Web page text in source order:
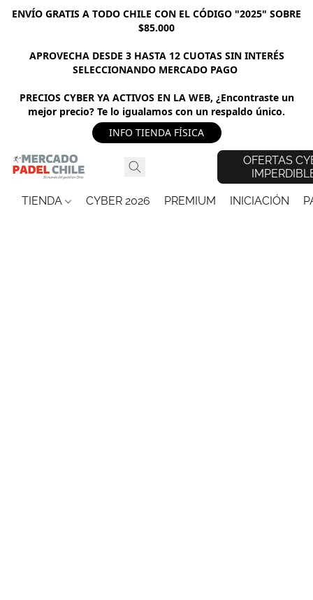
ENVÍO GRATIS A TODO CHILE CON EL CÓDIGO "2025" SOBRE
$85.000
APROVECHA DESDE 3 HASTA 12 CUOTAS SIN INTERÉS
SELECCIONANDO MERCADO PAGO
PRECIOS CYBER YA ACTIVOS EN LA WEB, ¿Encontraste un
mejor precio? Te lo igualamos con un respaldo único.
INFO TIENDA FÍSICA
OFERTAS
TIENDA CYBER 2026 PREMIUM INICIACIÓN